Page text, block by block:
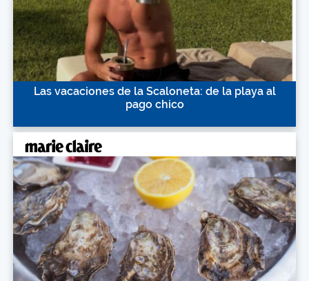
Las vacaciones de la Scaloneta: de la playa al
pago chico